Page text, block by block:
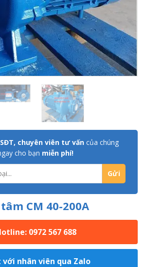
SĐT, chuyên viên tư vấn của chúng
cho bạn miễn phí!
CM 40-200A
0972 567 688
với nhân viên qua Zalo